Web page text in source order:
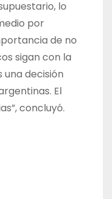
lo
por
de no
sigan con la
una decisión
El
concluyó.